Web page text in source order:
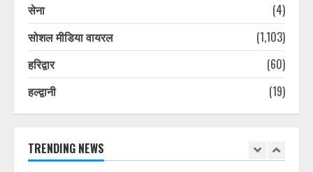
सेना
(4)
सोशल मीडिया वायरल
(1,103)
हरिद्वार
(60)
हल्द्वानी
(19)
TRENDING NEWS
जिलाधिकारी ने अधिकारियों को दिए मानसून
August 7, 2026
2
प्लास्टिक मुक्त उत्तराखंड बनाने की अपील,
पर्यटकों से जिम्मेदारी निभाने को कहा